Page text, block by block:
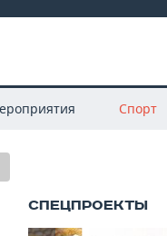
Спорт